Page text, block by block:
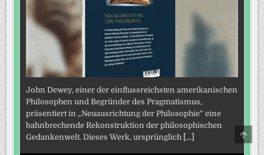
John Dewey, einer der einflussreichsten amerikanischen
Philosophen und Begründer des Pragmatismus,
präsentiert in „Neuausrichtung der Philosophie“ eine
bahnbrechende Rekonstruktion der philosophischen
Gedankenwelt. Dieses Werk, ursprünglich [...] TO
TOP